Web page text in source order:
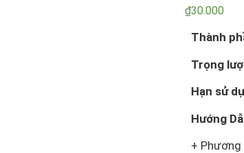
₫30.000
Thành
Trọng
Hạn sử
Hướng
+